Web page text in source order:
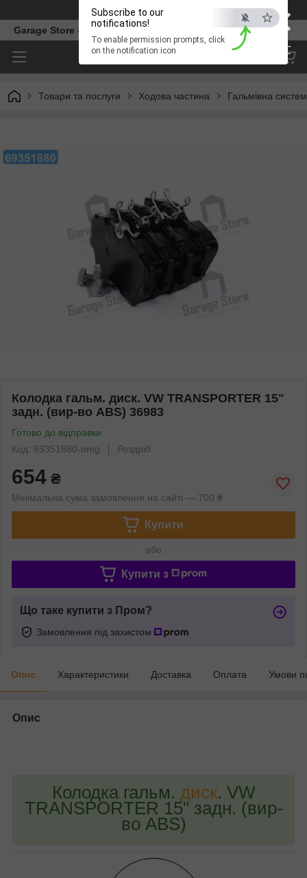
×
ESC
Subscribe to our
notifications!
To enable permission prompts, click
on the notification icon
Телефон
Garage Store – інтернет магазин автозапчастин.
Товари та послуги Ходова частина Гальмівна
Колодка гальм. диск. VW TRANSPORTER 15"
задн. (вир-во ABS) 36983
Готово до відправки
Код: 69351880-omg
Роздріб
654 ₴
Мінімальна сума замовлення на сайті — 700 ₴
Купити
або
Купити з
Що таке купити з Пром?
Замовлення під захистом
Опис Характеристики Доставка Оплата Умови
Опис
Колодка гальм. диск. VW
TRANSPORTER 15" задн. (вир-
во ABS)